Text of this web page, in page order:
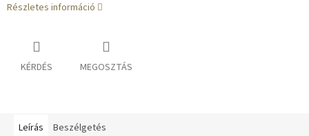
Részletes információ
KÉRDÉS MEGOSZTÁS
Leírás Beszélgetés